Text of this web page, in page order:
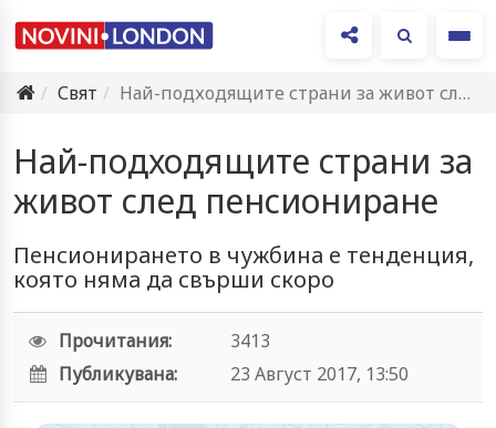
Свят
Най-подходящите страни за живот след пенсиониране
Най-подходящите страни за
живот след пенсиониране
Пенсионирането в чужбина е тенденция,
която няма да свърши скоро
Прочитания:
3413
Публикувана:
23 Август 2017, 13:50